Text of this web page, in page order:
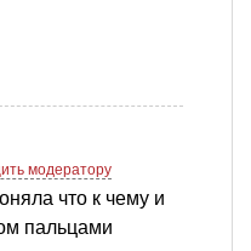
модератору
что к чему и
пальцами